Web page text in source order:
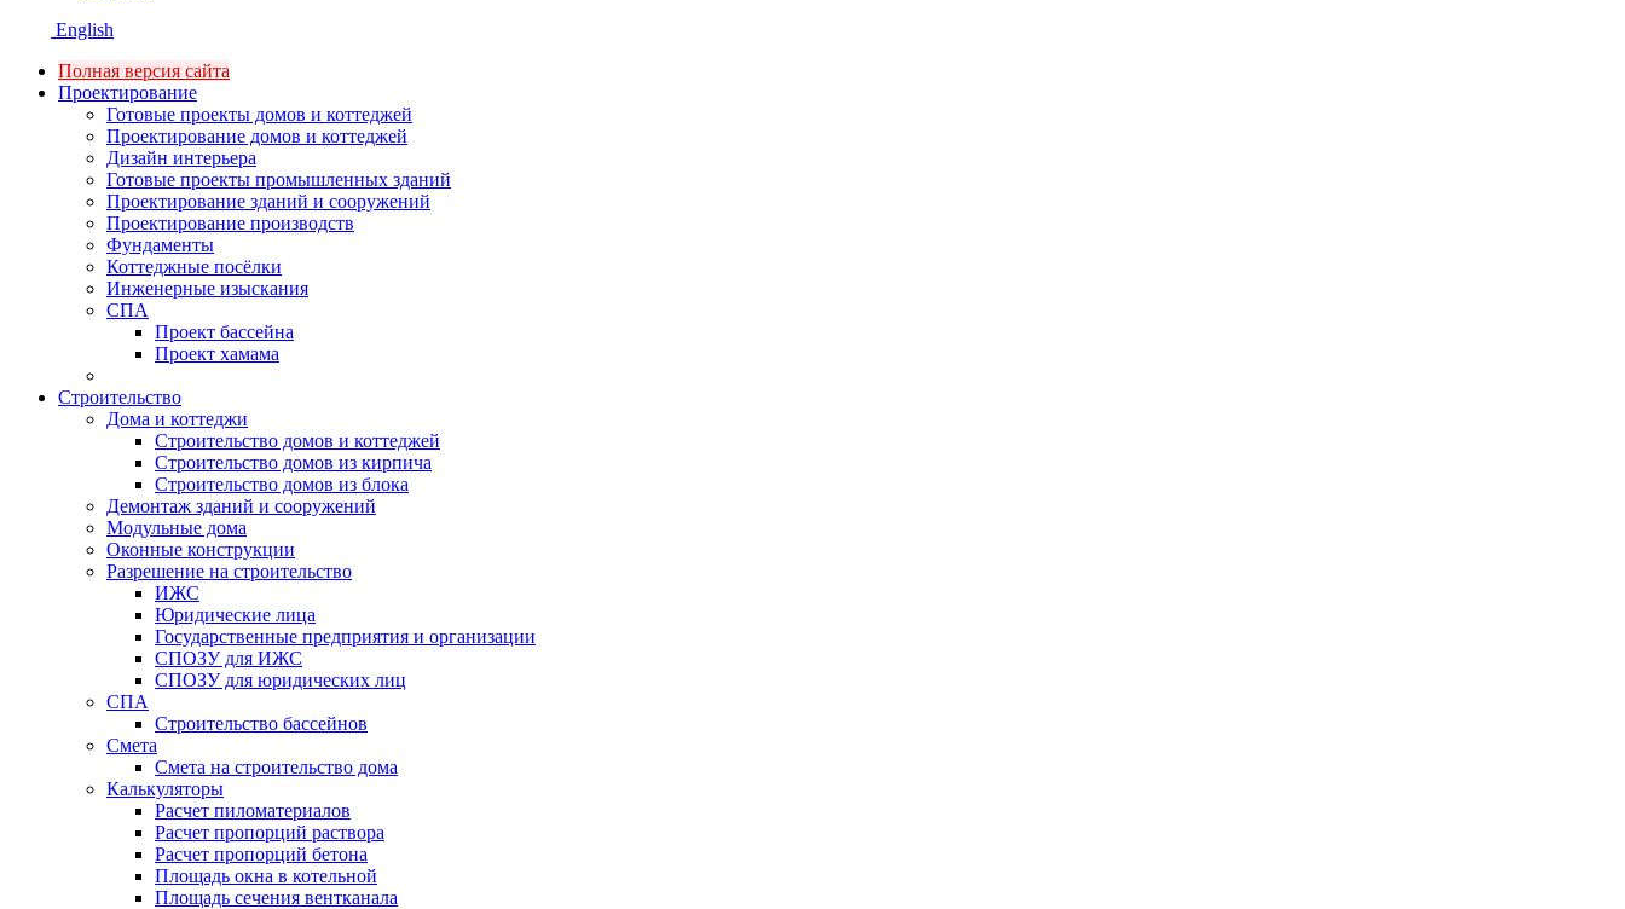
English
Полная версия сайта
Проектирование
Готовые проекты домов и коттеджей
Проектирование домов и коттеджей
Дизайн интерьера
Готовые проекты промышленных зданий
Проектирование зданий и сооружений
Проектирование производств
Фундаменты
Коттеджные посёлки
Инженерные изыскания
СПА
Проект бассейна
Проект хамама
Строительство
Дома и коттеджи
Строительство домов и коттеджей
Строительство домов из кирпича
Строительство домов из блока
Демонтаж зданий и сооружений
Модульные дома
Оконные конструкции
Разрешение на строительство
ИЖС
Юридические лица
Государственные предприятия и организации
СПОЗУ для ИЖС
СПОЗУ для юридических лиц
СПА
Строительство бассейнов
Смета
Смета на строительство дома
Калькуляторы
Расчет пиломатериалов
Расчет пропорций раствора
Расчет пропорций бетона
Площадь окна в котельной
Площадь сечения вентканала